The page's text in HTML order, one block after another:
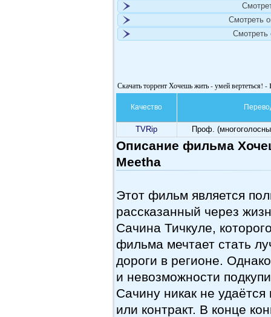
Смотреть
Смотреть
Скачать торрент Хочешь жить - умей вертеться! -
Качество
TVRip Проф.
Описание фильма
Meetha
Этот фильм является
рассказанный через
Сачина Тичкуле,
фильма мечтает стать
дороги в регионе.
и невозможности
Сачину никак не удаётся
или контракт. В конце